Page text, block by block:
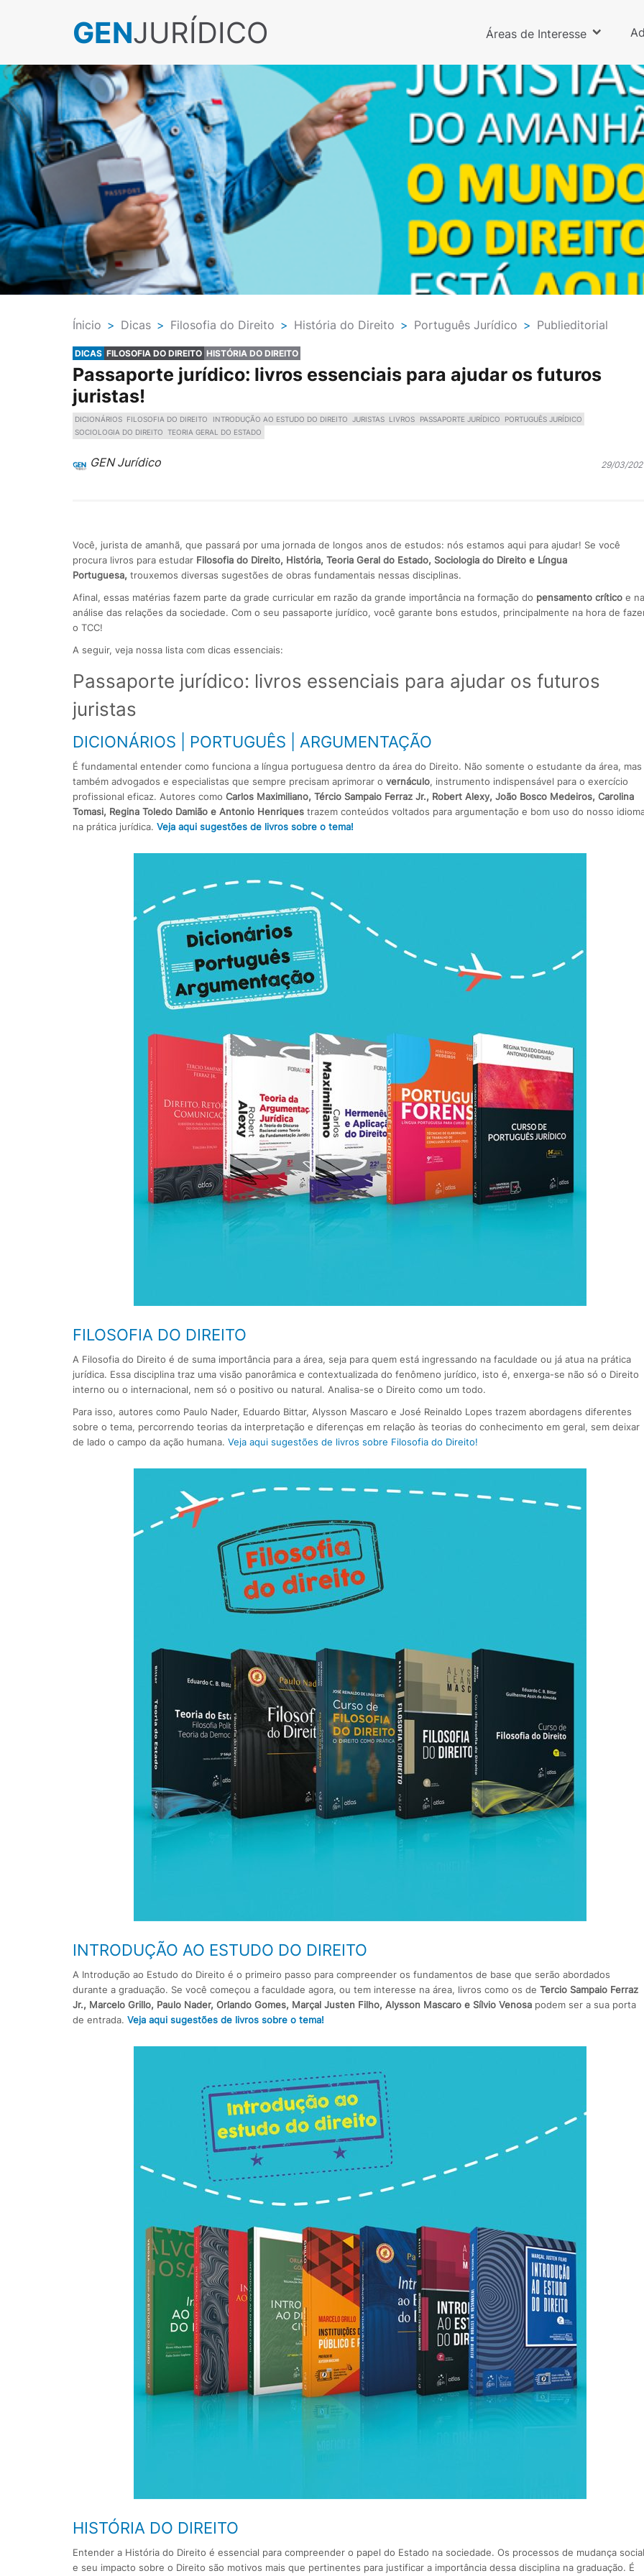
GENJURÍDICO Áreas de Interesse
Ínicio > Dicas > Filosofia do Direito > História do Direito > Português Jurídico > Publieditorial
DICAS FILOSOFIA DO DIREITO HISTÓRIA DO DIREITO
Passaporte jurídico: livros essenciais para ajudar os futuros
juristas!
DICIONÁRIOS FILOSOFIA DO DIREITO INTRODUÇÃO AO ESTUDO DO DIREITO JURISTAS LIVROS PASSAPORTE JURÍDICO
PORTUGUÊS JURÍDICO
SOCIOLOGIA DO DIREITO
TEORIA GERAL DO ESTADO
GEN Jurídico 29/03/
Você, jurista de amanhã, que passará por uma jornada de longos anos de estudos: nós estamos aqui para ajudar! Se você
procura livros para estudar Filosofia do Direito, História, Teoria Geral do Estado, Sociologia do Direito e Língua
Portuguesa, trouxemos diversas sugestões de obras fundamentais nessas disciplinas.
Afinal, essas matérias fazem parte da grade curricular em razão da grande importância na formação do pensamento críticoe na
análise das relações da sociedade. Com o seu passaporte jurídico, você garante bons estudos, principalmente na hora de
o TCC!
A seguir, veja nossa lista com dicas essenciais:
Passaporte jurídico: livros essenciais para ajudar os futuros
juristas
DICIONÁRIOS | PORTUGUÊS | ARGUMENTAÇÃO
É fundamental entender como funciona a língua portuguesa dentro da área do Direito. Não somente o estudante da área, mas
também advogados e especialistas que sempre precisam aprimorar o vernáculo, instrumento indispensável para o exercício
profissional eficaz. Autores como Carlos Maximiliano, Tércio Sampaio Ferraz Jr., Robert Alexy, João Bosco Medeiros, Carolina
Tomasi, Regina Toledo Damião e Antonio Henriques trazem conteúdos voltados para argumentação e bom uso do nosso
na prática jurídica. Veja aqui sugestões de livros sobre o tema!
FILOSOFIA DO DIREITO
A Filosofia do Direito é de suma importância para a área, seja para quem está ingressando na faculdade ou já atua na prática
jurídica. Essa disciplina traz uma visão panorâmica e contextualizada do fenômeno jurídico, isto é, enxerga-se não só o Direito
interno ou o internacional, nem só o positivo ou natural. Analisa-se o Direito como um todo.
Para isso, autores como Paulo Nader, Eduardo Bittar, Alysson Mascaro e José Reinaldo Lopes trazem abordagens diferentes
sobre o tema, percorrendo teorias da interpretação e diferenças em relação às teorias do conhecimento em geral, sem deixar
de lado o campo da ação humana. Veja aqui sugestões de livros sobre Filosofia do Direito!
INTRODUÇÃO AO ESTUDO DO DIREITO
A Introdução ao Estudo do Direito é o primeiro passo para compreender os fundamentos de base que serão abordados
durante a graduação. Se você começou a faculdade agora, ou tem interesse na área, livros como os de Tercio Sampaio Ferraz
Jr., Marcelo Grillo, Paulo Nader, Orlando Gomes, Marçal Justen Filho, Alysson Mascaro e Sílvio Venosapodem ser a sua porta
de entrada. Veja aqui sugestões de livros sobre o tema!
HISTÓRIA DO DIREITO
Entender a História do Direito é essencial para compreender o papel do Estado na sociedade. Os processos de mudança social
e seu impacto sobre o Direito são motivos mais que pertinentes para justificar a importância dessa disciplina na graduação. É